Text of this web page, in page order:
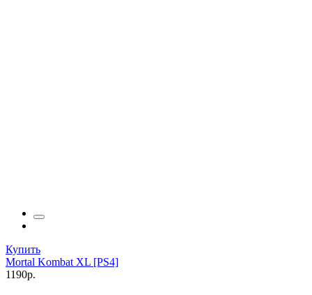
Купить
Mortal Kombat XL [PS4]
1190р.